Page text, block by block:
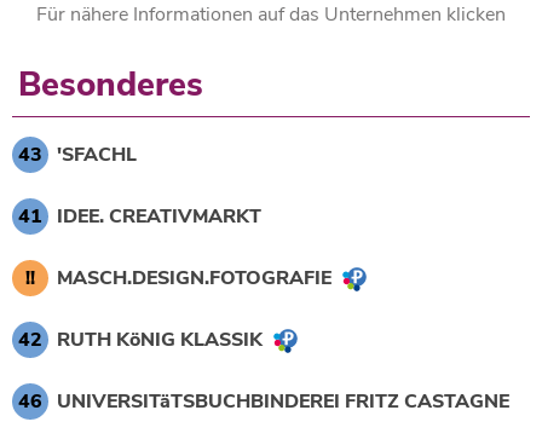
Für nähere Informationen auf das Unternehmen klicken
Besonderes
43 'SFACHL
41 IDEE. CREATIVMARKT
!! MASCH.DESIGN.FOTOGRAFIE
42 RUTH KöNIG KLASSIK
46 UNIVERSITäTSBUCHBINDEREI FRITZ CASTAGNE